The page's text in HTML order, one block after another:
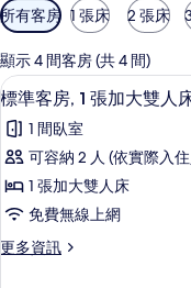
可
用
的
客
房
篩
選
條
所有客房 1 張床 2 張床
顯示 4 間客房 (共 4 間)
顯
示
標
準
客
1
3
標準客房, 1 張加大雙人
1 間臥室
可容納 2 人 (依實際入
1 張加大雙人床
免費無線上網
更多資訊
更